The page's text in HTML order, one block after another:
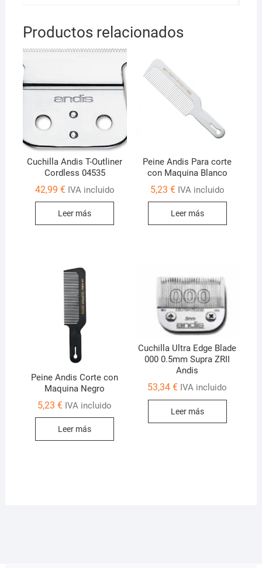
Productos relacionados
Cuchilla Andis T-Outliner
Cordless 04535
42,99 € IVA incluido
Leer más
Peine Andis Para corte
con Maquina Blanco
5,23 € IVA incluido
Leer más
Peine Andis Corte con
Maquina Negro
5,23€ IVA incluido
Leer más
Cuchilla Ultra Edge Blade
000 0.5mm Supra ZRII
Andis
53,34€ IVA incluido
Leer más